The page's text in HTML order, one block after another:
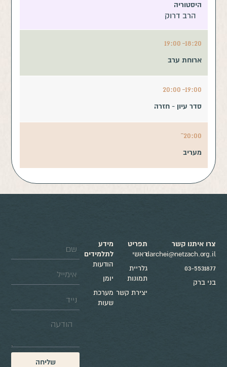
היסטוריה
הרב דרוק
18:20
19:00
ארוחת ערב
19:00
20:00
סדר עיון - חזרה
20:00
מעריב
תפריט
ראשי
גלריית
תמונות
יצירת קשר
מידע
לתלמידים
הודעות
יומן
מערכת
שעות
צרו איתנו קשר
darchei@netzach.org.il
03-5531877
בני ברק
שליחה